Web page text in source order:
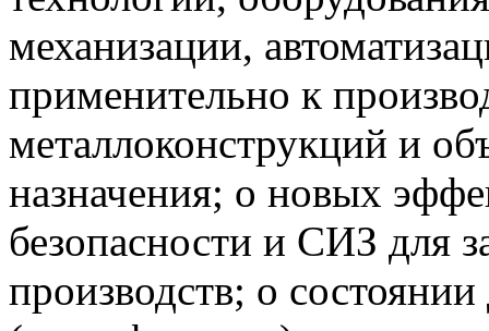
механизации,
применительно к
металлоконструкций и
назначения; о новых
безопасности и СИЗ для
производств; о